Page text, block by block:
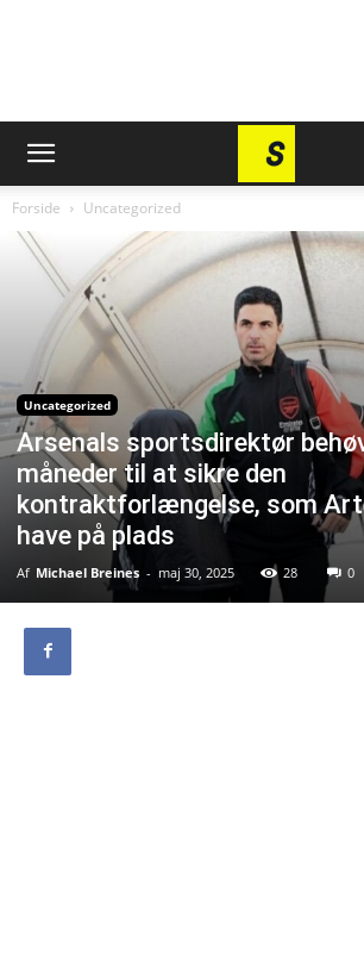
Forside Uncategorized
Uncategorized
Arsenals sportsdirektør
måneder til at sikre den
kontraktforlængelse, som
have på plads
Af Michael Breines - maj 30, 2025 28 0